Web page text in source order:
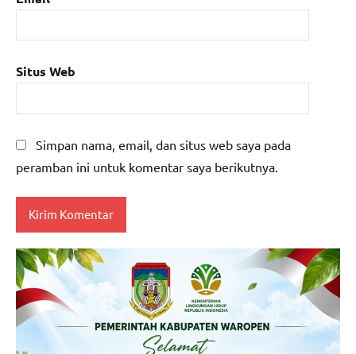
Situs Web
Simpan nama, email, dan situs web saya pada
peramban ini untuk komentar saya berikutnya.